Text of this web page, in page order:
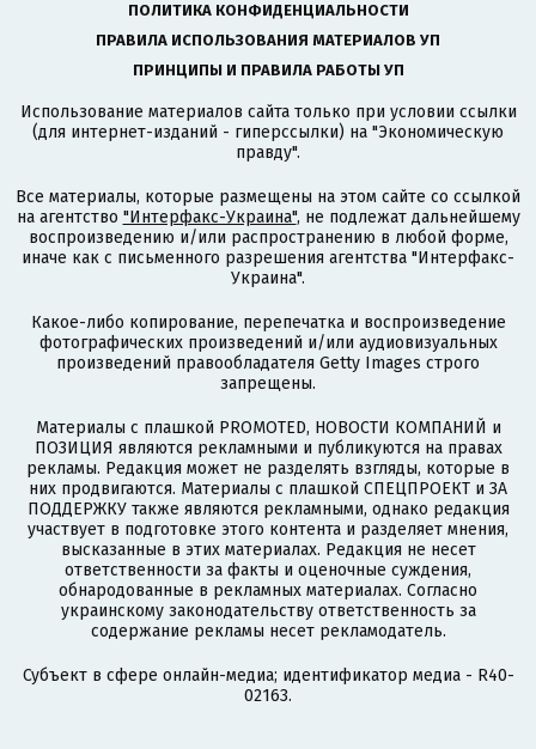
ПОЛИТИКА КОНФИДЕНЦИАЛЬНОСТИ
ПРАВИЛА ИСПОЛЬЗОВАНИЯ МАТЕРИАЛОВ УП
ПРИНЦИПЫ И ПРАВИЛА РАБОТЫ УП
Использование материалов сайта только при условии ссылки
(для интернет-изданий - гиперссылки) на "Экономическую
правду".
Все материалы, которые размещены на этом сайте со ссылкой
на агентство "Интерфакс-Украина", не подлежат дальнейшему
воспроизведению и/или распространению в любой форме,
иначе как с письменного разрешения агентства "Интерфакс-
Украина".
Какое-либо копирование, перепечатка и воспроизведение
фотографических произведений и/или аудиовизуальных
произведений правообладателя Getty Images строго
запрещены.
Материалы с плашкой PROMOTED, НОВОСТИ КОМПАНИЙ и
ПОЗИЦИЯ являются рекламными и публикуются на правах
рекламы. Редакция может не разделять взгляды, которые в
них продвигаются. Материалы с плашкой СПЕЦПРОЕКТ и ЗА
ПОДДЕРЖКУ также являются рекламными, однако редакция
участвует в подготовке этого контента и разделяет мнения,
высказанные в этих материалах. Редакция не несет
ответственности за факты и оценочные суждения,
обнародованные в рекламных материалах. Согласно
украинскому законодательству ответственность за
содержание рекламы несет рекламодатель.
Субъект в сфере онлайн-медиа; идентификатор медиа - R40-
02163.